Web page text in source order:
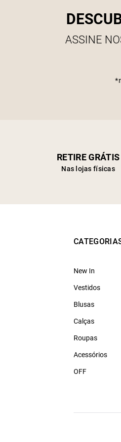
ASSINE
RETIRE GRÁTIS
Nas lojas físicas
New In
Vestidos
Blusas
Calças
Roupas
Acessórios
OFF